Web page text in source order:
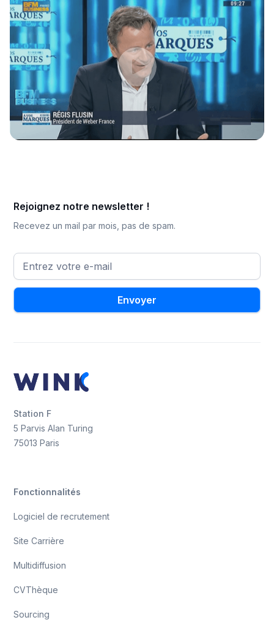
Rejoignez notre newsletter !
Recevez un mail par mois, pas de spam.
Station F
5 Parvis Alan Turing
75013 Paris
Fonctionnalités
Logiciel de recrutement
Site Carrière
Multidiffusion
CVThèque
Sourcing